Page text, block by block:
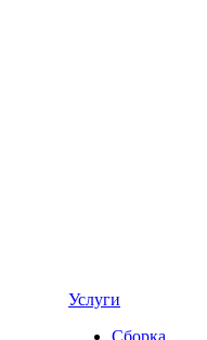
Услуги
Сборка